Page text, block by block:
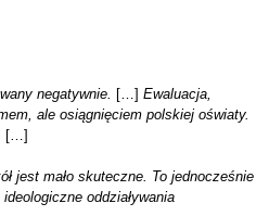
negatywnie. […] Ewaluacja,
ale osiągnięciem polskiej oświaty.
[…]
jest mało skuteczne. To jednocześnie
oddziaływania